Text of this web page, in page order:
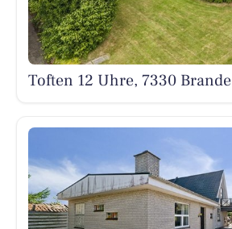
Toften 12 Uhre, 7330 Brande